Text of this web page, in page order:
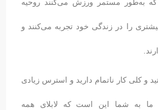
به‌طور مستمر ورزش می‌کنند روحیه
را در زندگی خود تجربه می‌کنند و
و کلی کار ناتمام دارید و استرس زیادی
ما به شما این است که لابلای همه